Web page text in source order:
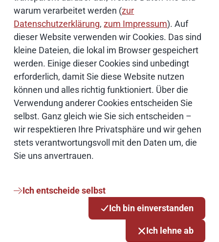
warum verarbeitet werden (zur
Datenschutzerklärung,zum Impressum). Auf
dieser Website verwenden wir Cookies. Das sind
kleine Dateien, die lokal im Browser gespeichert
werden. Einige dieser Cookies sind unbedingt
erforderlich, damit Sie diese Website nutzen
können und alles richtig funktioniert. Über die
Verwendung anderer Cookies entscheiden Sie
selbst. Ganz gleich wie Sie sich entscheiden –
wir respektieren Ihre Privatsphäre und wir gehen
stets verantwortungsvoll mit den Daten um, die
Sie uns anvertrauen.
Ich entscheide selbst
Ich bin einverstanden
Ich lehne ab
News-Redaktion
E-Mail schreiben